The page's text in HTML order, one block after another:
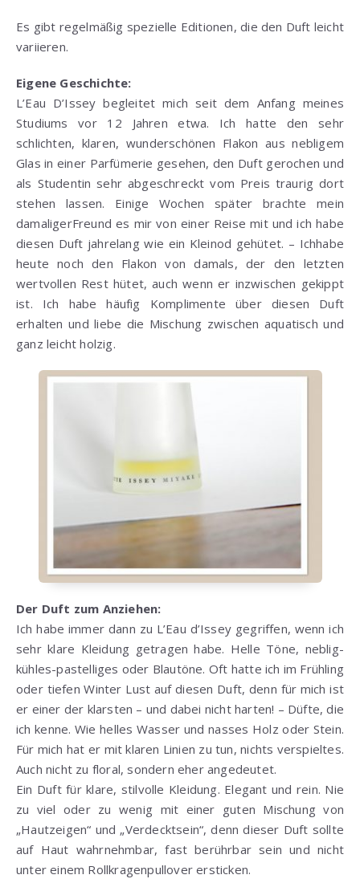
Es gibt regelmäßig spezielle Editionen, die den Duft leicht
variieren.
Eigene Geschichte:
L’Eau D’Issey begleitet mich seit dem Anfang meines
Studiums vor 12 Jahren etwa. Ich hatte den sehr
schlichten, klaren, wunderschönen Flakon aus nebligem
Glas in einer Parfümerie gesehen, den Duft gerochen und
als Studentin sehr abgeschreckt vom Preis traurig dort
stehen lassen. Einige Wochen später brachte mein
damaligerFreund es mir von einer Reise mit und ich habe
diesen Duft jahrelang wie ein Kleinod gehütet. – Ichhabe
heute noch den Flakon von damals, der den letzten
wertvollen Rest hütet, auch wenn er inzwischen gekippt
ist. Ich habe häufig Komplimente über diesen Duft
erhalten und liebe die Mischung zwischen aquatisch und
ganz leicht holzig.
Der Duft zum Anziehen:
Ich habe immer dann zu L’Eau d’Issey gegriffen, wenn ich
sehr klare Kleidung getragen habe. Helle Töne, neblig-
kühles-pastelliges oder Blautöne. Oft hatte ich im Frühling
oder tiefen Winter Lust auf diesen Duft, denn für mich ist
er einer der klarsten – und dabei nicht harten! – Düfte, die
ich kenne. Wie helles Wasser und nasses Holz oder Stein.
Für mich hat er mit klaren Linien zu tun, nichts verspieltes.
Auch nicht zu floral, sondern eher angedeutet.
Ein Duft für klare, stilvolle Kleidung. Elegant und rein. Nie
zu viel oder zu wenig mit einer guten Mischung von
„Hautzeigen“ und „Verdecktsein“, denn dieser Duft sollte
auf Haut wahrnehmbar, fast berührbar sein und nicht
unter einem Rollkragenpullover ersticken.